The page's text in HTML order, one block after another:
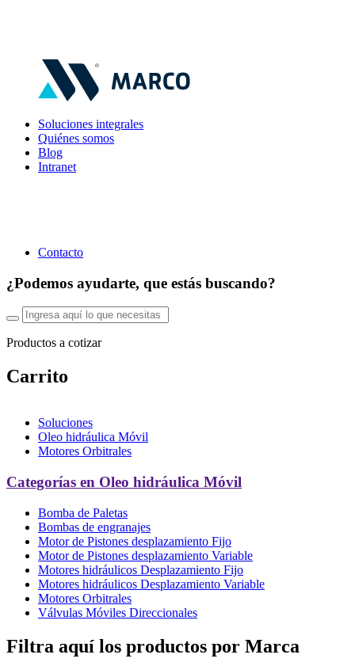
Soluciones integrales
Quiénes somos
Blog
Intranet
Contacto
¿Podemos ayudarte, que estás buscando?
Productos a cotizar
Carrito
Soluciones
Oleo hidráulica Móvil
Motores Orbitrales
Categorías en Oleo hidráulica Móvil
Bomba de Paletas
Bombas de engranajes
Motor de Pistones desplazamiento Fijo
Motor de Pistones desplazamiento Variable
Motores hidráulicos Desplazamiento Fijo
Motores hidráulicos Desplazamiento Variable
Motores Orbitrales
Válvulas Móviles Direccionales
Filtra aquí los productos por Marca